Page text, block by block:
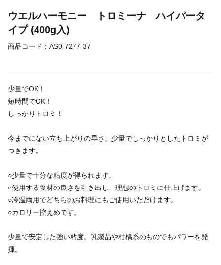
ウエルハーモニー トロミーナ ハイパータ
イプ (400g入)
商品コード： AS0-7277-37
少量でOK！
短時間でOK！
しっかりトロミ！
今までにない立ち上がりの早さ。少量でしっかりとしたトロミが
つきます。
○少量で十分な粘度が得られます。
○使用する食材の良さを引き出し、理想のトロミに仕上げます。
○冷温両用でどちらのお料理にもご使用いただけます。
○カロリー控えめです。
少量で安定した強い粘度。乳製品や柑橘系のものでもパワーを発
揮。